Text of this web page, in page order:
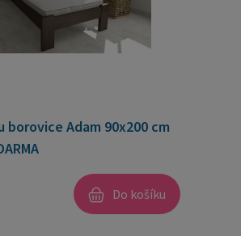
borovice Adam 90x200 cm
Do košíku